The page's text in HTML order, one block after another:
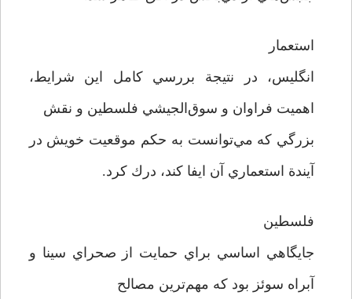
استعمار
انگليس، در نتيجة بررسي كامل اين شرايط،
اهميت فراوان و سوق‌الجيشي فلسطين و نقش
بزرگي كه مي‌توانست به حكم موقعيت خويش در
آيندة استعماري آن ايفا كند، درك كرد.
فلسطين
جايگاهي اساسي براي حمايت از صحراي سينا و
آبراه سوئز بود كه مهم‌ترين مصالح